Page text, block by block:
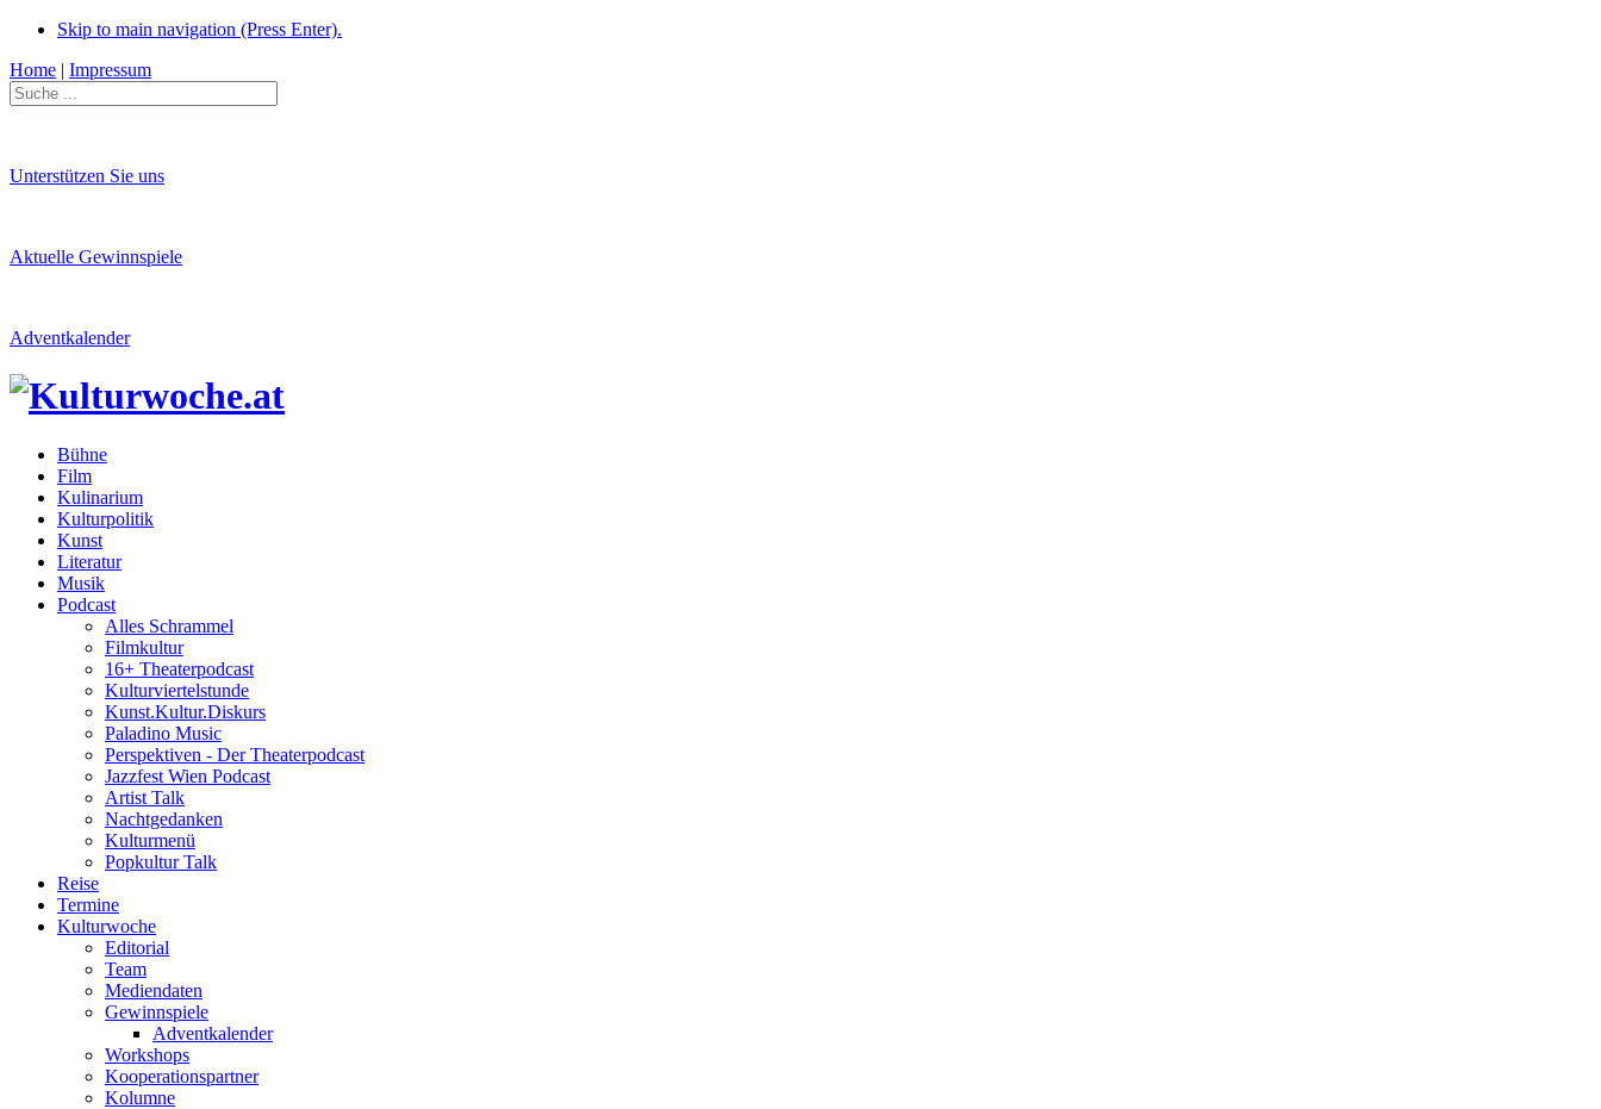
Skip to main navigation (Press Enter).
Home | Impressum
Unterstützen Sie uns
Aktuelle Gewinnspiele
Adventkalender
Bühne
Film
Kulinarium
Kulturpolitik
Kunst
Literatur
Musik
Podcast
Alles Schrammel
Filmkultur
16+ Theaterpodcast
Kulturviertelstunde
Kunst.Kultur.Diskurs
Paladino Music
Perspektiven - Der Theaterpodcast
Jazzfest Wien Podcast
Artist Talk
Nachtgedanken
Kulturmenü
Popkultur Talk
Reise
Termine
Kulturwoche
Editorial
Team
Mediendaten
Gewinnspiele
Adventkalender
Workshops
Kooperationspartner
Kolumne